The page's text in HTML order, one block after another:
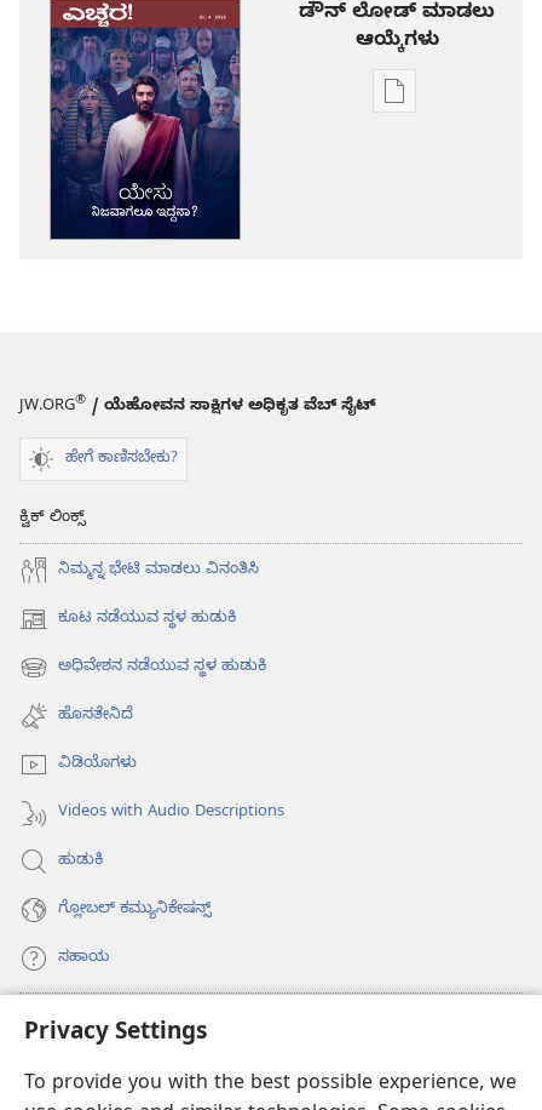
Privacy Settings
To provide you with the best possible experience, we
ಡೌನ್ ಲೋಡ್ ಮಾಡಲು
ಆಯ್ಕೆಗಳು
ಪ್ರಕಾಶನ
JW.ORG® / ಯೆಹೋವನ ಸಾಕ್ಷಿಗಳ ಅಧಿಕೃತ ವೆಬ್ ಸೈಟ್
ಹೇಗೆ ಕಾಣಿಸಬೇಕು?
ಕ್ವಿಕ್ ಲಿಂಕ್ಸ್
ನಿಮ್ಮನ್ನ ಭೇಟಿ ಮಾಡಲು ವಿನಂತಿಸಿ
ಕೂಟ ನಡೆಯುವ ಸ್ಥಳ ಹುಡುಕಿ
(opens
new
window)
ಅಧಿವೇಶನ ನಡೆಯುವ ಸ್ಥಳ ಹುಡುಕಿ
(opens
new
window)
ಹೊಸತೇನಿದೆ
ವಿಡಿಯೊಗಳು
Videos with Audio Descriptions
ಹುಡುಕಿ
ಗ್ಲೋಬಲ್‌ ಕಮ್ಯುನಿಕೇಷನ್ಸ್‌
ಸಹಾಯ
ಕಾಣಿಕೆಗಳು
(opens
window)ವಾಚ್‌ಟವರ್‌ ಆನ್‌ಲೈನ್‌ ಲೈಬ್ರರಿ